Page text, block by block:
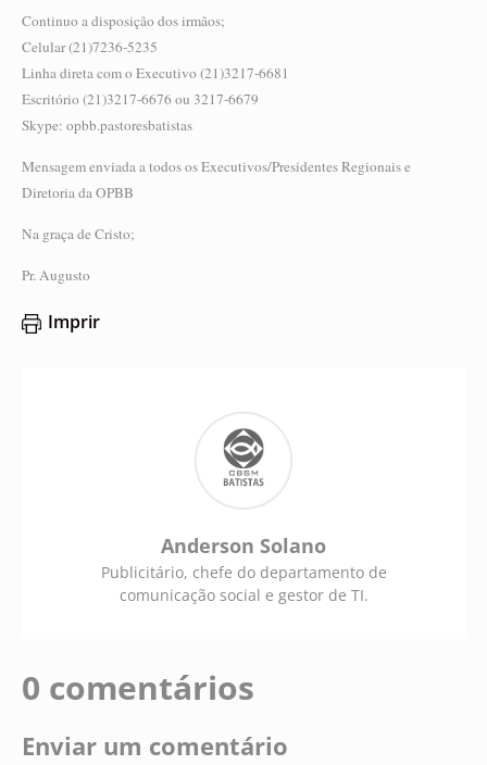
Continuo a disposição dos irmãos;
Celular (21)7236-5235
Linha direta com o Executivo (21)3217-6681
Escritório (21)3217-6676 ou 3217-6679
Skype: opbb.pastoresbatistas
Mensagem enviada a todos os Executivos/Presidentes Regionais e
Diretoria da OPBB
Na graça de Cristo;
Pr. Augusto
Imprir
Publicitário, chefe do departamento de
comunicação social e gestor de TI.
Anderson Solano
0 comentários
Enviar um comentário